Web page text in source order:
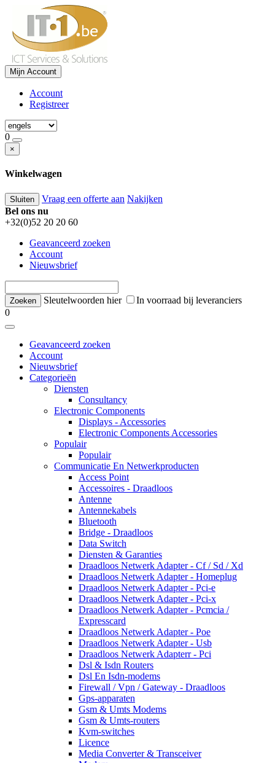
Mijn Account
Account
Registreer
0
×
Winkelwagen
Sluiten Vraag een offerte aan Nakijken
Bel ons nu
+32(0)52 20 20 60
Geavanceerd zoeken
Account
Nieuwsbrief
Sleutelwoorden hier
In voorraad bij leveranciers
0
Geavanceerd zoeken
Account
Nieuwsbrief
Categorieën
Diensten
Consultancy
Electronic Components
Displays - Accessories
Electronic Components Accessories
Populair
Populair
Communicatie En Netwerkproducten
Access Point
Accessoires - Draadloos
Antenne
Antennekabels
Bluetooth
Bridge - Draadloos
Data Switch
Diensten & Garanties
Draadloos Netwerk Adapter - Cf / Sd / Xd
Draadloos Netwerk Adapter - Homeplug
Draadloos Netwerk Adapter - Pci-e
Draadloos Netwerk Adapter - Pci-x
Draadloos Netwerk Adapter - Pcmcia /
Expresscard
Draadloos Netwerk Adapter - Poe
Draadloos Netwerk Adapter - Usb
Draadloos Netwerk Adapterr - Pci
Dsl & Isdn Routers
Dsl En Isdn-modems
Firewall / Vpn / Gateway - Draadloos
Gps-apparaten
Gsm & Umts Modems
Gsm & Umts-routers
Kvm-switches
Licence
Media Converter & Transceiver